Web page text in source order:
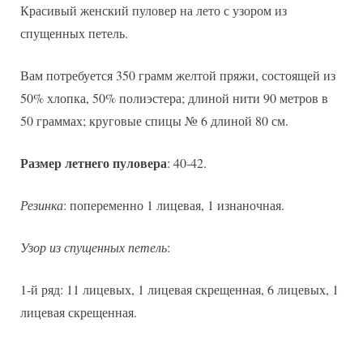
Красивый женский пуловер на лето с узором из
спущенных петель.
Вам потребуется 350 грамм желтой пряжи, состоящей из
50% хлопка, 50% полиэстера; длиной нити 90 метров в
50 граммах; круговые спицы № 6 длиной 80 см.
Размер летнего пуловера: 40-42.
Резинка: попеременно 1 лицевая, 1 изнаночная.
Узор из спущенных петель:
1-й ряд: 11 лицевых, 1 лицевая скрещенная, 6 лицевых, 1
лицевая скрещенная.